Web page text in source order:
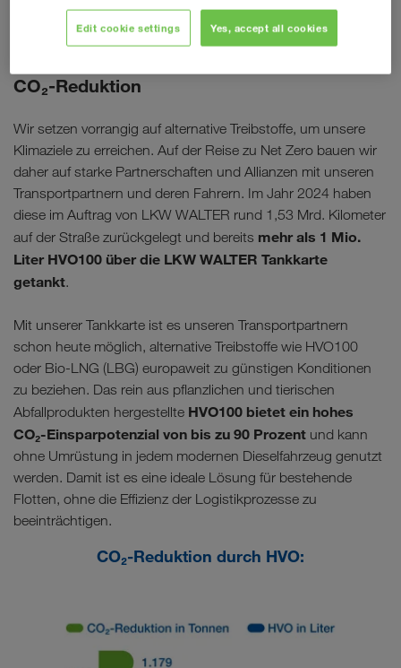
Mit starken Allianzen ans Ziel
CO₂-Reduktion
Wir setzen vorrangig auf alternative Treibstoffe, um unsere
Klimaziele zu erreichen. Auf der Reise zu Net Zero bauen wir
daher auf starke Partnerschaften und Allianzen mit unseren
Transportpartnern und deren Fahrern. Im Jahr 2024 haben
diese im Auftrag von LKW WALTER rund 1,53 Mrd. Kilometer
auf der Straße zurückgelegt und bereits mehr als 1 Mio.
Liter HVO100 über die LKW WALTER Tankkarte
getankt.
Mit unserer Tankkarte ist es unseren Transportpartnern
schon heute möglich, alternative Treibstoffe wie HVO100
oder Bio-LNG (LBG) europaweit zu günstigen Konditionen
zu beziehen. Das rein aus pflanzlichen und tierischen
Abfallprodukten hergestellte HVO100 bietet ein hohes
CO₂-Einsparpotenzial von bis zu 90 Prozent und kann
ohne Umrüstung in jedem modernen Dieselfahrzeug genutzt
werden. Damit ist es eine ideale Lösung für bestehende
Flotten, ohne die Effizienz der Logistikprozesse zu
beeinträchtigen.
CO₂-Reduktion durch HVO:
Edit cookie settings Yes, accept all cookies